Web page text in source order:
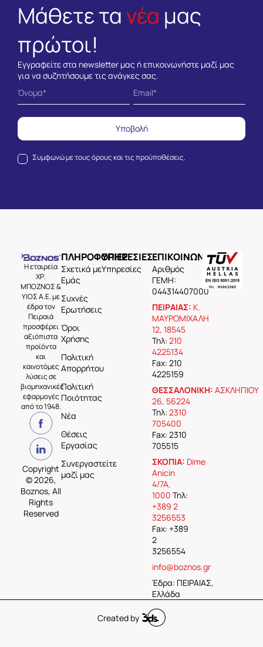
Μάθετε τα νέα μας
πρώτοι!
Εγγραφείτε στα newsletter μας ή επικοινωνήστε μαζί μας
για να συζητήσουμε τις ανάγκες σας.
Συμφωνώ με τουςόρους και τις προϋποθέσεις.
Υποβολή
Η εταιρεία
ΧΡ.
ΜΠΟΖΝΟΣ &
ΥΙΟΣ Α.Ε. με
έδρα τον
Πειραιά
προσφέρει
αξιόπιστα
προϊόντα
και
καινοτόμες
λύσεις σε
βιομηχανικές
εφαρμογές
από το 1948.
Copyright
© 2026,
Boznos, All
Rights
Reserved
ΠΛΗΡΟΦΟΡΙΕΣ
Σχετικά με
Εμάς
Συχνές
Ερωτήσεις
Όροι
Χρήσης
Πολιτική
Απορρήτου
Πολιτική
Ποιότητας
Νέα
Θέσεις
Εργασίας
Συνεργαστείτε
μαζί μας
ΥΠΗΡΕΣΙΕΣ
Υπηρεσίες
ΕΠΙΚΟΙΝΩΝΙΑ
Aριθμός
ΓΕΜΗ:
044314407000
ΠΕΙΡΑΙΑΣ: Κ.
ΜΑΥΡΟΜΙΧΑΛΗ
12, 18545
Τηλ: 210
4225134
Fax: 210
4225159
ΘΕΣΣΑΛΟΝΙΚΗ: ΑΣΚΛΗΠΙΟΥ
26, 56224
Τηλ: 2310
705400
Fax: 2310
705515
ΣΚΟΠΙΑ: Dime
Anicin
4/7A,
1000 Τηλ:
+389 2
3256553
Fax: +389
2
3256554
info@boznos.gr
Έδρα: ΠΕΙΡΑΙΑΣ,
Ελλάδα
Created by